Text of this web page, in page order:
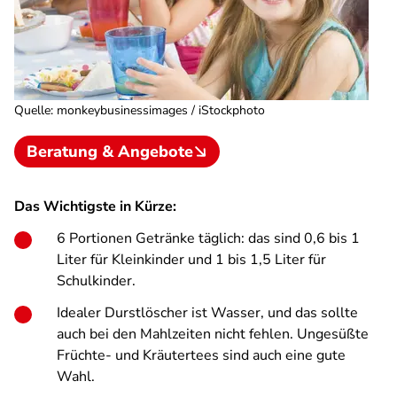
Quelle: monkeybusinessimages / iStockphoto
Beratung & Angebote
Das Wichtigste in Kürze:
6 Portionen Getränke täglich: das sind 0,6 bis 1
Liter für Kleinkinder und 1 bis 1,5 Liter für
Schulkinder.
Idealer Durstlöscher ist Wasser, und das sollte
auch bei den Mahlzeiten nicht fehlen. Ungesüßte
Früchte- und Kräutertees sind auch eine gute
Wahl.